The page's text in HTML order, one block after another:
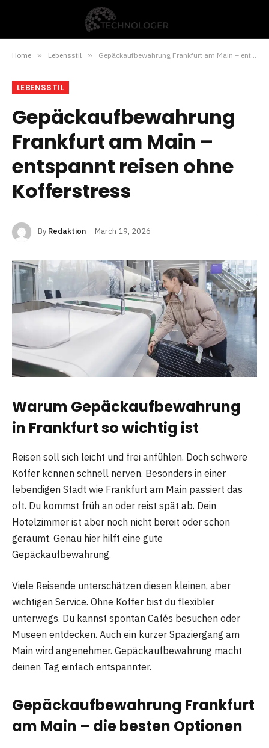
Home » Lebensstil » Gepäckaufbewahrung Frankfurt am Main – entspannt reisen ohne Kofferstress
LEBENSSTIL
Gepäckaufbewahrung
Frankfurt am Main –
entspannt reisen ohne
Kofferstress
By Redaktion March 19, 2026
Warum Gepäckaufbewahrung
in Frankfurt so wichtig ist
Reisen soll sich leicht und frei anfühlen. Doch schwere
Koffer können schnell nerven. Besonders in einer
lebendigen Stadt wie Frankfurt am Main passiert das
oft. Du kommst früh an oder reist spät ab. Dein
Hotelzimmer ist aber noch nicht bereit oder schon
geräumt. Genau hier hilft eine gute
Gepäckaufbewahrung.
Viele Reisende unterschätzen diesen kleinen, aber
wichtigen Service. Ohne Koffer bist du flexibler
unterwegs. Du kannst spontan Cafés besuchen oder
Museen entdecken. Auch ein kurzer Spaziergang am
Main wird angenehmer. Gepäckaufbewahrung macht
deinen Tag einfach entspannter.
Gepäckaufbewahrung Frankfurt
am Main – die besten Optionen